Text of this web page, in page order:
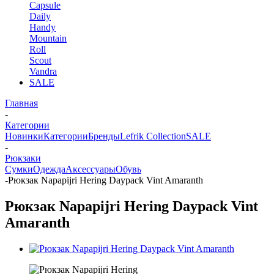
Capsule
Daily
Handy
Mountain
Roll
Scout
Vandra
SALE
Главная
-
Категории
НовинкиКатегорииБрендыLefrik CollectionSALE
-
Рюкзаки
СумкиОдеждаАксессуарыОбувь
-Рюкзак Napapijri Hering Daypack Vint Amaranth
Рюкзак Napapijri Hering Daypack Vint
Amaranth